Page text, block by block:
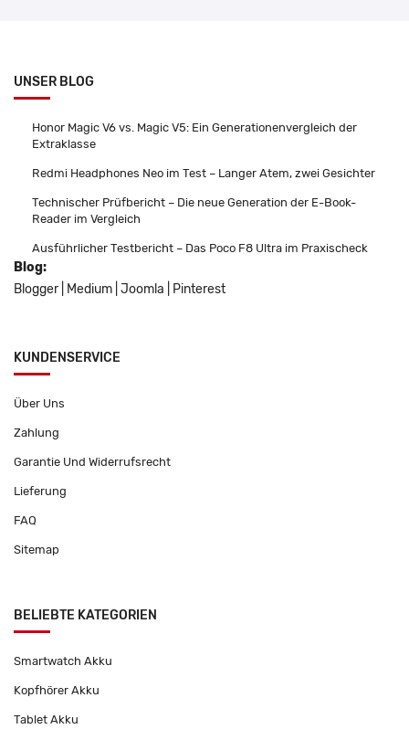
UNSER BLOG
Honor Magic V6 vs. Magic V5: Ein Generationenvergleich der
Extraklasse
Redmi Headphones Neo im Test – Langer Atem, zwei Gesichter
Technischer Prüfbericht – Die neue Generation der E-Book-
Reader im Vergleich
Ausführlicher Testbericht – Das Poco F8 Ultra im Praxischeck
Blog:
Blogger
Medium Joomla Pinterest
KUNDENSERVICE
Über Uns
Zahlung
Garantie Und Widerrufsrecht
Lieferung
FAQ
Sitemap
BELIEBTE KATEGORIEN
Smartwatch Akku
Kopfhörer Akku
Tablet Akku